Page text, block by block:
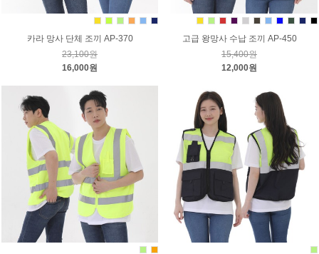
카라 망사 단체 조끼 AP-370
23,100원
16,000원
고급 왕망사 수납 조끼 AP-450
15,400원
12,000원